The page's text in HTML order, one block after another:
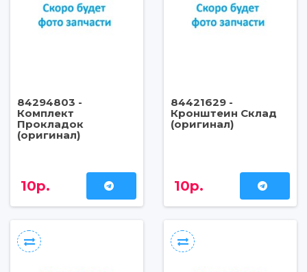
84294803 -
Комплект
Прокладок
(оригинал)
10р.
84421629 -
Кронштеин Склад
(оригинал)
10р.